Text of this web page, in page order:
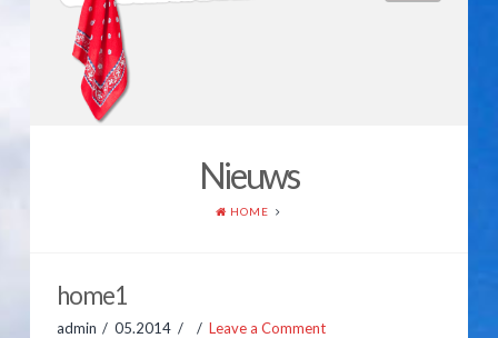
Nieuwsarchief 2011-2012
Nieuws
HOME
home1
admin 05.2014 Leave a Comment